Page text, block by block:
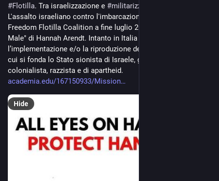
#Flotilla. Tra israelizzazione e #militarizzazione
L'assalto israeliano contro l'imbarcazione Handala della
Freedom Flotilla Coalition a fine luglio 2025 e la "Banalità del
Male" di Hannah Arendt. Intanto in Italia è in atto
l’implementazione e/o la riproduzione del sistema-modello su
cui si fonda lo Stato sionista di Israele, genocida, bellicista,
colonialista, razzista e di apartheid.
academia.edu/167150933/Mission
Hide